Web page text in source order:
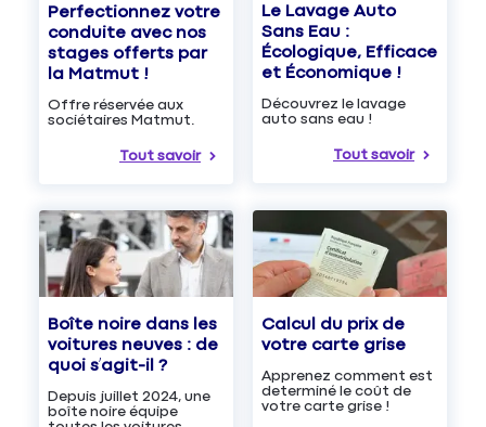
Perfectionnez votre
conduite avec nos
stages offerts par
la Matmut !
Offre réservée aux
sociétaires Matmut.
Tout savoir
Le Lavage Auto
Sans Eau :
Écologique, Efficace
et Économique !
Découvrez le lavage
auto sans eau !
Tout savoir
Boîte noire dans les
voitures neuves : de
quoi s’agit-il ?
Depuis juillet 2024, une
boîte noire équipe
Calcul du prix de
votre carte grise
Apprenez comment est
determiné le coût de
votre carte grise !